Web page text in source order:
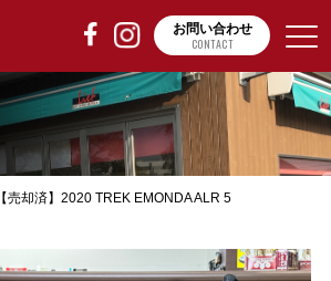
お問い合わせ
CONTACT
【売却済】2020 TREK EMONDA ALR 5